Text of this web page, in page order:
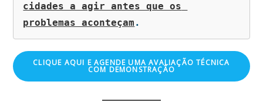
cidades a agir antes que os
problemas aconteçam .
CLIQUE AQUI E AGENDE UMA AVALIAÇÃO TÉCNICA
COM DEMONSTRAÇÃO